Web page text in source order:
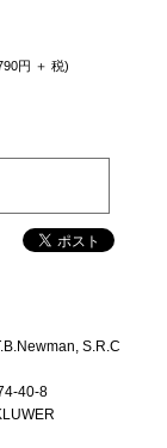
円 ＋ 税)
S.R.C
40-8